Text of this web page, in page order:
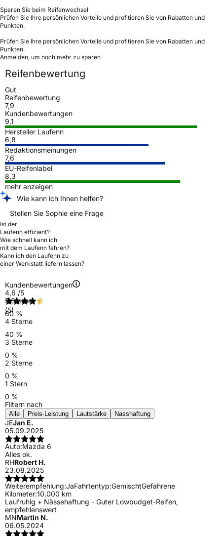
Sparen Sie beim Reifenwechsel
Prüfen Sie Ihre persönlichen Vorteile und profitieren Sie von Rabatten und
Punkten.
Prüfen Sie Ihre persönlichen Vorteile und profitieren Sie von Rabatten und
Punkten.
Anmelden, um noch mehr zu sparen
Reifenbewertung
Gut
Reifenbewertung
7,9
Kundenbewertungen
9,1
Hersteller Laufenn
6,8
Redaktionsmeinungen
7,6
EU-Reifenlabel
8,3
mehr anzeigen
Wie kann ich Ihnen helfen?
Stellen Sie Sophie eine Frage
Ist der
Laufenn effizient?
Wie schnell kann ich
mit dem Laufenn fahren?
Kann ich den Laufenn zu
einer Werkstatt liefern lassen?
Kundenbewertungen
4,6 /5
(5)
5 Sterne
60 %
4 Sterne
40 %
3 Sterne
0 %
2 Sterne
0 %
1 Stern
0 %
Filtern nach
Alle Preis-Leistung Lautstärke Nasshaftung
JEJan E.
05.09.2025
Auto:Mazda 6
Alles ok.
RHRobert H.
23.08.2025
Weiterempfehlung:JaFahrtentyp:GemischtGefahrene
Kilometer:10.000 km
Laufruhig + Nässehaftung - Guter Lowbudget-Reifen,
empfehlenswert
MNMartin N.
06.05.2024